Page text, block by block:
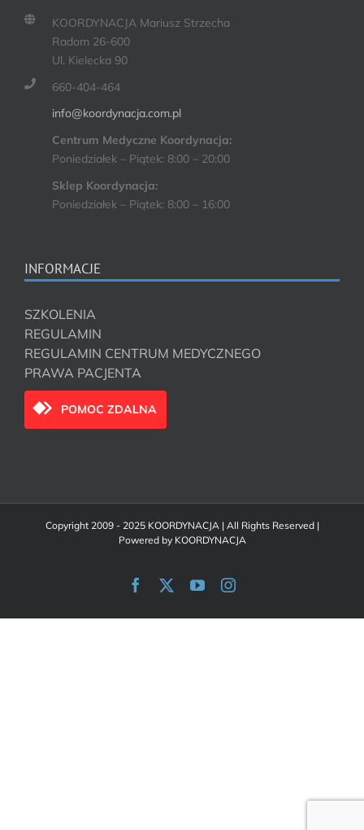
KOORDYNACJA Mariusz Strzecha
Radom 26-600
Ul. Kielecka 90
660-404-464
info@koordynacja.com.pl
Centrum Medyczne Koordynacja:
Poniedziałek – Piątek: 8:00 – 20:00
Sklep Koordynacja:
Poniedziałek – Piątek: 8:00 – 16:00
INFORMACJE
SZKOLENIA
REGULAMIN
REGULAMIN CENTRUM MEDYCZNEGO
PRAWA PACJENTA
POMOC ZDALNA
Copyright 2009 - 2025 KOORDYNACJA | All Rights Reserved |
Powered by KOORDYNACJA
Facebook YouTubeInstagram